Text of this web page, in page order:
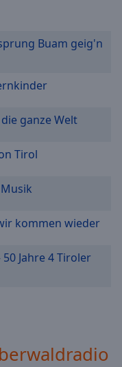
Buam geig'n
ganze Welt
Tirol
kommen wieder
Jahre 4 Tiroler